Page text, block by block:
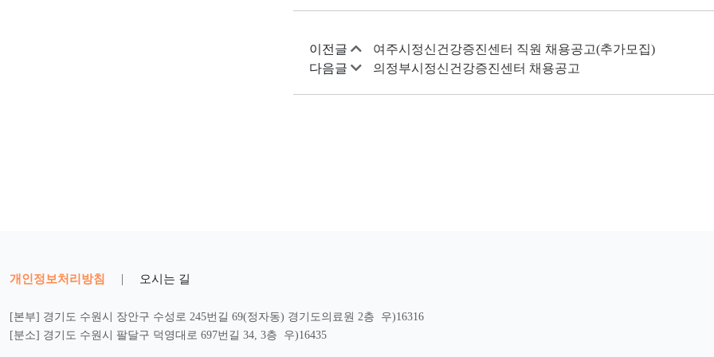
이전글
여주시정신건강증진센터 직원 채용공고(추가모집)
다음글
의정부시정신건강증진센터 채용공고
개인정보처리방침 | 오시는 길
[본부] 경기도 수원시 장안구 수성로 245번길 69(정자동) 경기도의료원 2층 우)16316
[분소] 경기도 수원시 팔달구 덕영대로 697번길 34, 3층 우)16435